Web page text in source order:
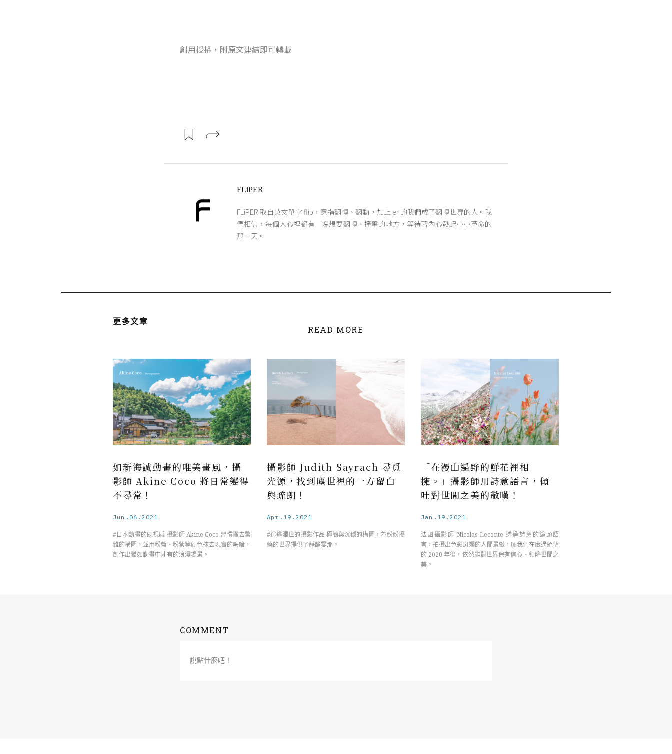
創用授權，附原文連結即可轉載
FLiPER
FLiPER 取自英文單字 flip，意指翻轉、翻動，加上 er 的我們成了翻轉世界的人。我
們相信，每個人心裡都有一塊想要翻轉、撞擊的地方，等待著內心發起小小革命的
那一天。
更多文章
READ MORE
如新海誠動畫的唯美畫風，攝
影師 Akine Coco 將日常變得
不尋常！
Jun.06.2021
#日本動畫的既視感 攝影師 Akine Coco 習慣撇去繁
雜的構圖，並用粉藍、粉紫等顏色抹去現實的晦暗，
創作出猶如動畫中才有的浪漫場景。
攝影師 Judith Sayrach 尋覓
光源，找到塵世裡的一方留白
與疏朗！
Apr.19.2021
#逭逃濁世的攝影作品 極簡與沉穩的構圖，為紛紛擾
繞的世界提供了靜謐霎那。
「在漫山遍野的鮮花裡相
擁。」攝影師用詩意語言，傾
吐對世間之美的敬嘆！
Jan.19.2021
法國攝影師 Nicolas Leconte 透過詩意的鏡頭語
言，拍攝出色彩斑斕的人間景緻，願我們在度過絕望
的 2020 年後，依然能對世界保有信心、領略世間之
美。
COMMENT
說點什麼吧！